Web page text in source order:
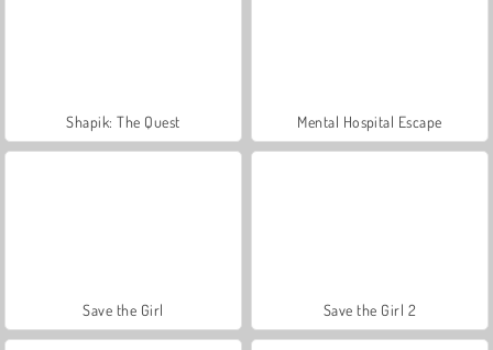
Shapik: The Quest Mental Hospital Escape
Save the Girl Save the Girl 2